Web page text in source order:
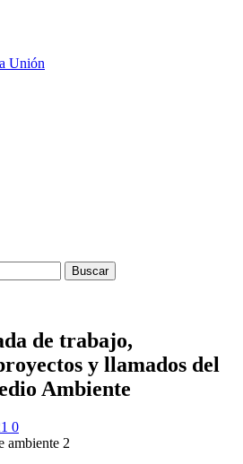
de trabajo,
y llamados del
Ambiente
0